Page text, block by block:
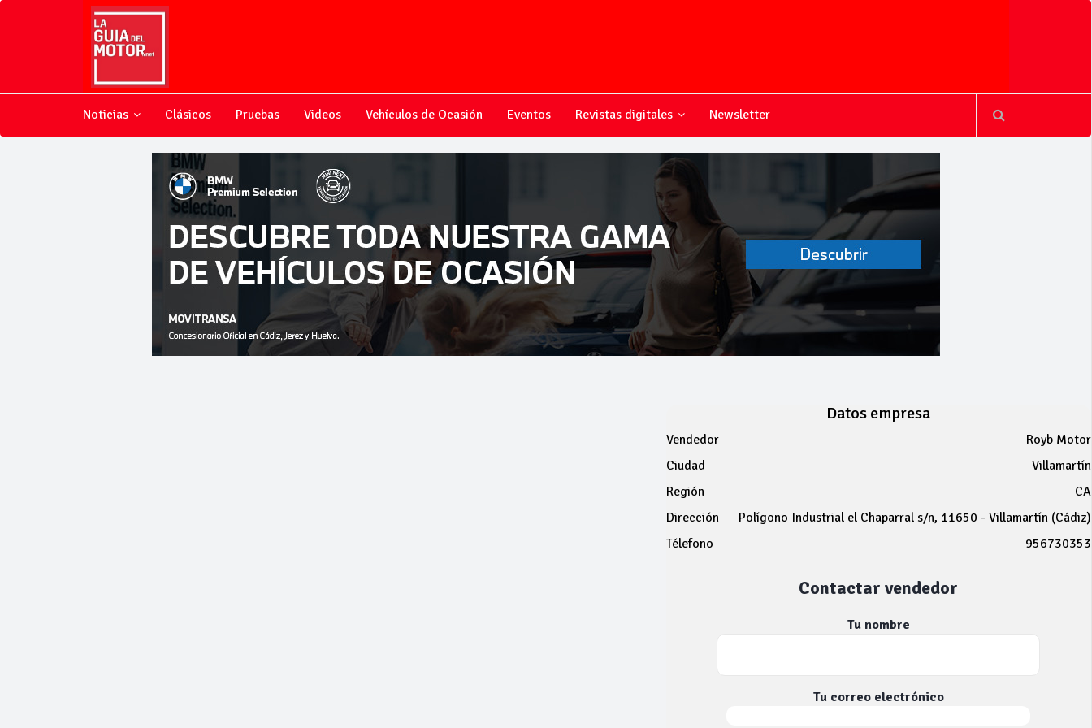
Noticias Clásicos Pruebas Videos Vehículos de Ocasión Eventos Revistas digitales Newsletter
Datos empresa
Vendedor
Royb Motor
Ciudad
Villamartín
Región
CA
Dirección
Polígono Industrial el Chaparral s/n, 11650 - Villamartín (Cádiz)
Télefono
956730353
Contactar vendedor
Tu nombre
Tu correo electrónico